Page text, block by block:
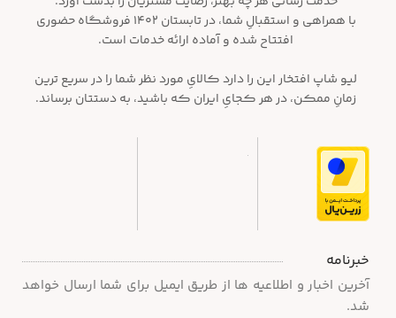
با همراهی و استقبالِ شما، در تابستان ۱۴۰۲ فروشگاه حضوری
افتتاح شده و آماده ارائه خدمات است.
لیو شاپ افتخار این را دارد کالایِ مورد نظر شما را در سریع ترین
زمانِ ممکن، در هر کجایِ ایران که باشید، به دستتان برساند.
خبرنامه
آخرین اخبار و اطلاعیه ها از طریق ایمیل برای شما ارسال خواهد
شد.